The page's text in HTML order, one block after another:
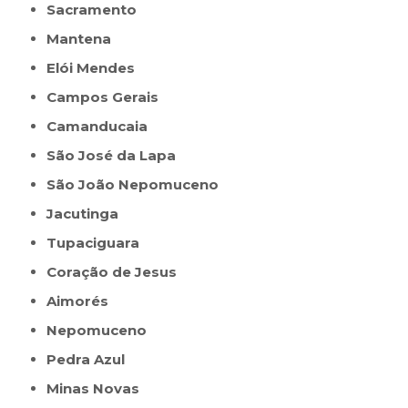
Sacramento
Mantena
Elói Mendes
Campos Gerais
Camanducaia
São José da Lapa
São João Nepomuceno
Jacutinga
Tupaciguara
Coração de Jesus
Aimorés
Nepomuceno
Pedra Azul
Minas Novas